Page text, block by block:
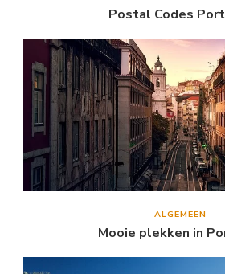
Postal Codes
ALGEMEEN
Mooie plekken in